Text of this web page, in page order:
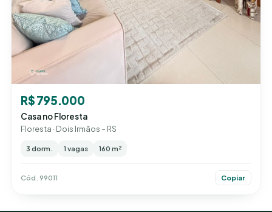
R$ 795.000
Casa no Floresta
Floresta · Dois Irmãos – RS
3 dorm. 1 vagas 160 m²
Cód. 99011 Copiar